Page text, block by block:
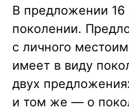
В предложении 16
поколении.
с личного
имеет в виду
двух
и том же — о